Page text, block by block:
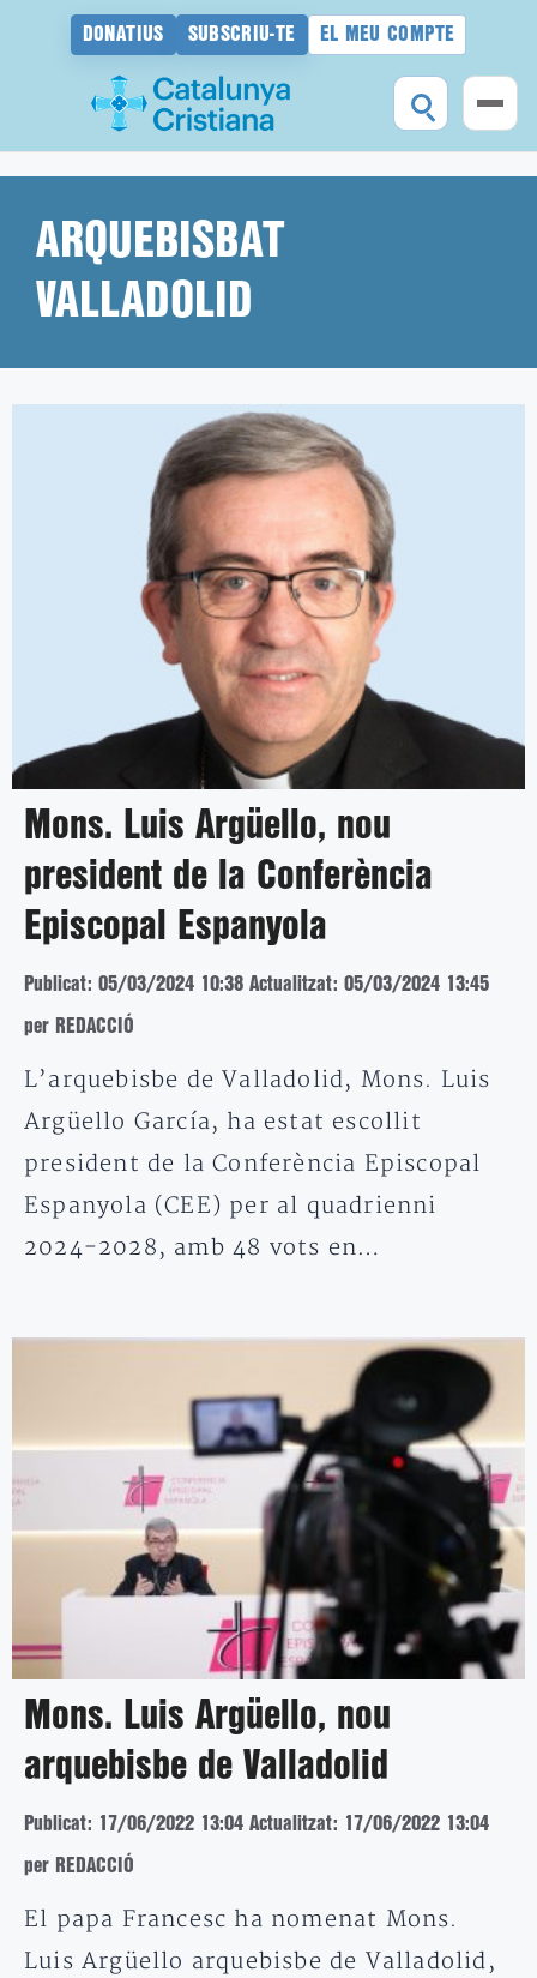
DONATIUS SUBSCRIU-TE EL MEU COMPTE
contingutARQUEBISBAT
VALLADOLID
Mons. Luis Argüello, nou
president de la Conferència
Episcopal Espanyola
Publicat: 05/03/2024 10:38 Actualitzat: 05/03/2024 13:45
per REDACCIÓ
L’arquebisbe de Valladolid, Mons. Luis
Argüello García, ha estat escollit
president de la Conferència Episcopal
Espanyola (CEE) per al quadrienni
2024-2028, amb 48 vots en…
Mons. Luis Argüello, nou
arquebisbe de Valladolid
Publicat: 17/06/2022 13:04 Actualitzat: 17/06/2022 13:04
per REDACCIÓ
El papa Francesc ha nomenat Mons.
Luis Argüello arquebisbe de Valladolid,